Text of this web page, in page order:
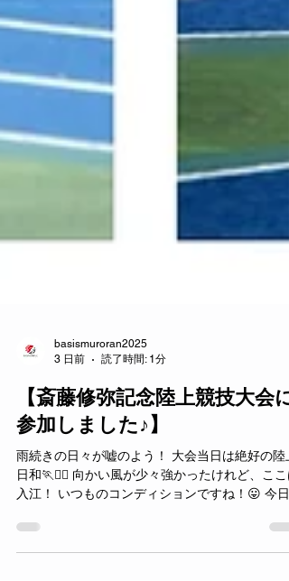
basismuroran2025
3 日前
読了時間: 1分
【斎藤修弥記念陸上競技大会に
参加しました♪】
雨続きの日々が嘘のよう！ 大会当日は絶好の陸
日和🏃🏃‍♀️ 向かい風が少々強かったけれど、ここ